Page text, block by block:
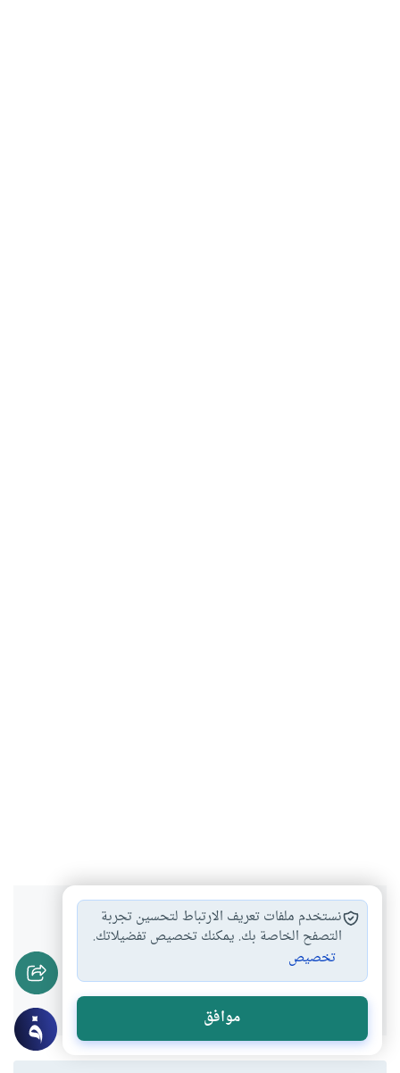
هل انتفعت بهذا المحتوى؟
نعم لا
نستخدم ملفات تعريف الارتباط لتحسين تجربة
التصفح الخاصة بك. يمكنك تخصيص تفضيلاتك.
تخصيص
موافق